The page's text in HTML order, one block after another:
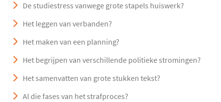
De studiestress vanwege grote stapels huiswerk?
Het leggen van verbanden?
Het maken van een planning?
Het begrijpen van verschillende politieke stromingen?
Het samenvatten van grote stukken tekst?
Al die fases van het strafproces?